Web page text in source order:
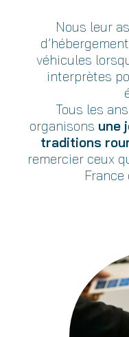
Nous leur
véhicules
interprètes
Tous les
organisons une
traditions
remercier ceux